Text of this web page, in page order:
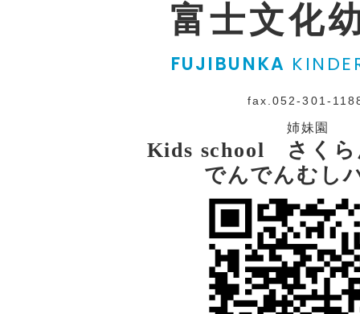
富士文化
FUJIBUNKA
fax.052-301-
姉妹園
Kids school さく
でんでんむし